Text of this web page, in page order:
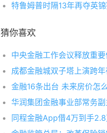
特鲁姆普时隔13年再夺英
猜你喜欢
中央金融工作会议释放重
成都金融城双子塔上演跨
金融16条出台 未来房价怎
华润集团金融事业部常务
同程金融App借4万到手